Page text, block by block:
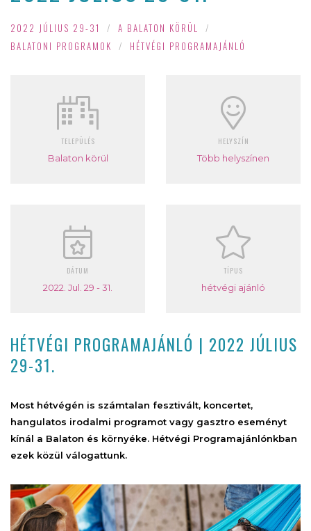
2022 JÚLIUS 29-31 / A BALATON KÖRÜL
/
BALATONI PROGRAMOK
/ HÉTVÉGI PROGRAMAJÁNLÓ
TELEPÜLÉS
Balaton körül
HELYSZÍN
Több helyszínen
DÁTUM
2022. Jul. 29 - 31.
TÍPUS
hétvégi ajánló
HÉTVÉGI PROGRAMAJÁNLÓ | 2022 JÚLIUS
29-31.
Most hétvégén is számtalan fesztivált, koncertet,
hangulatos irodalmi programot vagy gasztro eseményt
kínál a Balaton és környéke. Hétvégi Programajánlónkban
ezek közül válogattunk.